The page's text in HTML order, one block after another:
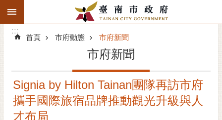
跳到主要內容區塊
搜
階
精彩府城
市府動態
:::
:::
首頁 市府動態 市府新聞
市府新聞
Signia by Hilton Tainan團隊再訪市府
攜手國際旅宿品牌推動觀光升級與人
才布局